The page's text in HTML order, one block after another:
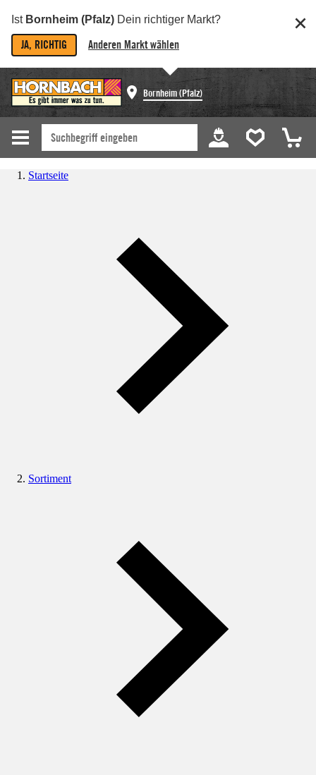
Ist Bornheim (Pfalz) Dein richtiger Markt?
JA, RICHTIG Anderen Markt wählen
Bornheim (Pfalz)
Startseite
Sortiment